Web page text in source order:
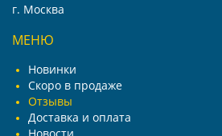
г. Москва
МЕНЮ
Новинки
Скоро в продаже
Отзывы
Доставка и оплата